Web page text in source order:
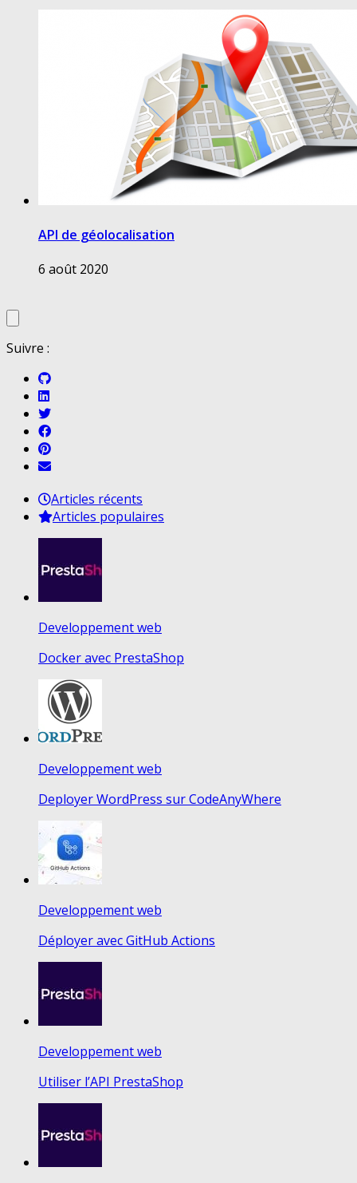
API de géolocalisation
6 août 2020
Suivre :
Articles récents
Articles populaires
Developpement web
Docker avec PrestaShop
Developpement web
Deployer WordPress sur CodeAnyWhere
Developpement web
Déployer avec GitHub Actions
Developpement web
Utiliser l’API PrestaShop